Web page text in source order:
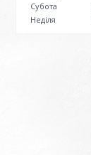
Субота
Неділя